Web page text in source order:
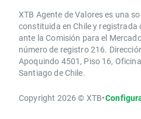
XTB Agente de Valores es una
constituida en Chile y registrada
ante la Comisión para el
número de registro 216.
Apoquindo 4501, Piso 16,
Santiago de Chile.
Copyright 2026 © XTB•